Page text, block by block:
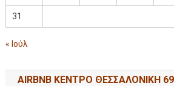
31
« Ιούλ
AIRBNB ΚΕΝΤΡΟ ΘΕΣΣΑΛΟΝΙΚΗ